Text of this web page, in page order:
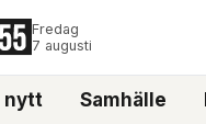
Fredag
7 augusti
nytt Samhälle